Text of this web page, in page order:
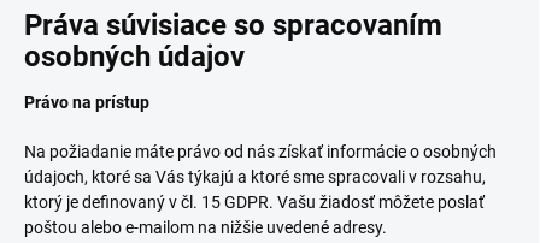
Práva súvisiace so spracovaním
osobných údajov
Právo na prístup
Na požiadanie máte právo od nás získať informácie o osobných
údajoch, ktoré sa Vás týkajú a ktoré sme spracovali v rozsahu,
ktorý je definovaný v čl. 15 GDPR. Vašu žiadosť môžete poslať
poštou alebo e-mailom na nižšie uvedené adresy.